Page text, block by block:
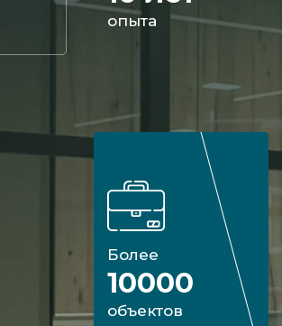
опыта
Более
10000
объектов